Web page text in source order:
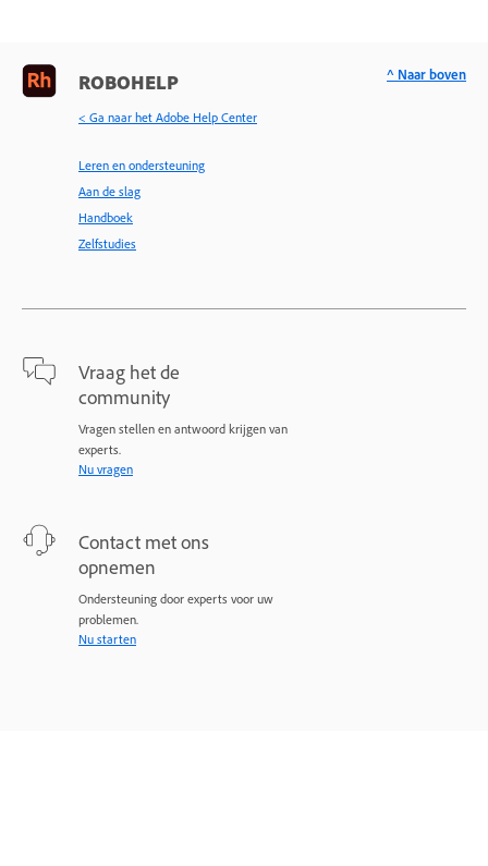
ROBOHELP
< Ga naar het Adobe Help Center
Leren en ondersteuning
Aan de slag
Handboek
Zelfstudies
Vraag het de
community
Vragen stellen en antwoord krijgen van
experts.
Nu vragen
Contact met ons
opnemen
Ondersteuning door experts voor uw
problemen.
Nu starten
^ Naar boven